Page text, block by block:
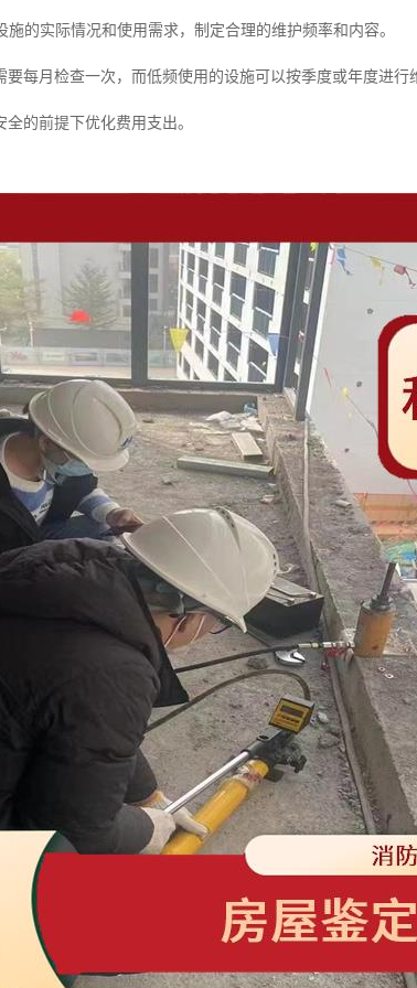
的实际情况和使用需求，制定合理的维护频率和内容。
要每月检查一次，而低频使用的设施可以按季度或年度进行
的前提下优化费用支出。